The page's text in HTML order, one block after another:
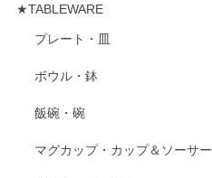
★TABLEWARE
プレート・皿
ボウル・鉢
飯碗・碗
マグカップ・カップ＆ソーサー